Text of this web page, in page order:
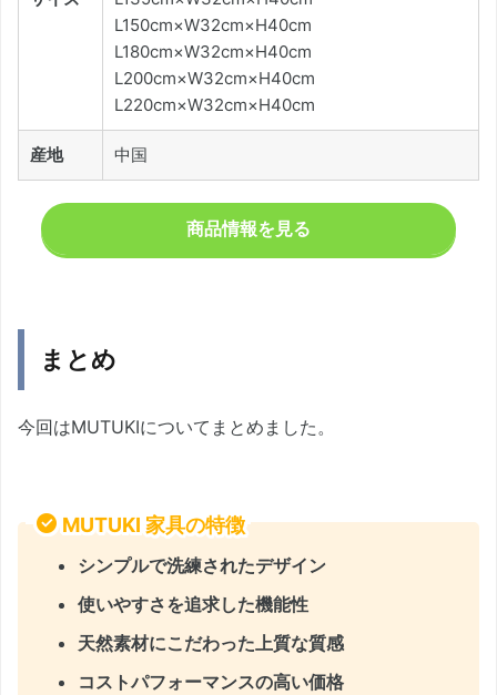
L150cm×W32cm×H40cm
L180cm×W32cm×H40cm
L200cm×W32cm×H40cm
L220cm×W32cm×H40cm
産地 中国
商品情報を見る
まとめ
今回はMUTUKIについてまとめました。
MUTUKI 家具の特徴
シンプルで洗練されたデザイン
使いやすさを追求した機能性
天然素材にこだわった上質な質感
コストパフォーマンスの高い価格